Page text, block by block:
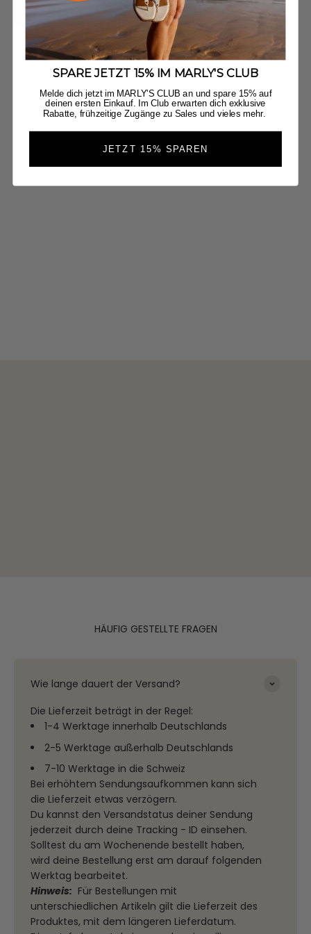
Jetzt Entdecken
HÄUFIG GESTELLTE FRAGEN
Wie lange dauert der Versand?
Die Lieferzeit beträgt in der Regel:
1-4 Werktage innerhalb Deutschlands
2-5 Werktage außerhalb Deutschlands
7-10 Werktage in die Schweiz
Bei erhöhtem Sendungsaufkommen kann sich
die Lieferzeit etwas verzögern.
Du kannst den Versandstatus deiner Sendung
jederzeit durch deine Tracking - ID einsehen.
Solltest du am Wochenende bestellt haben,
wird deine Bestellung erst am darauf folgenden
Werktag bearbeitet.
Hinweis: Für Bestellungen mit
unterschiedlichen Artikeln gilt die Lieferzeit des
Produktes, mit dem längeren Lieferdatum.
SPARE JETZT 15% IM MARLY'S CLUB
Melde dich jetzt im MARLY'S CLUB an und spare 15% auf
deinen ersten Einkauf. Im Club erwarten dich exklusive
Rabatte, frühzeitige Zugänge zu Sales und vieles mehr.
JETZT 15% SPAREN